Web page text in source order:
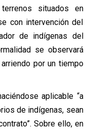
situados en
con intervención del
de indígenas del
se observará
por un tiempo
aplicable “a
de indígenas, sean
Sobre ello, en